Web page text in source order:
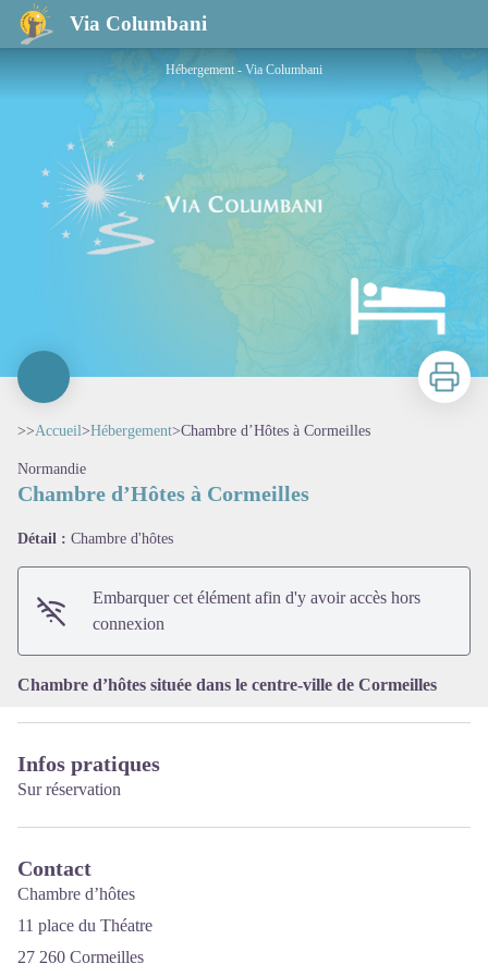
Via Columbani
Chambre d’Hôtes à Cormeilles
Hébergement - Via Columbani
Imprimer
>>Accueil>Hébergement>Chambre d’Hôtes à Cormeilles
Normandie
Chambre d’Hôtes à Cormeilles
Détail : Chambre d'hôtes
Embarquer cet élément afin d'y avoir accès hors
connexion
Chambre d’hôtes située dans le centre-ville de Cormeilles
Infos pratiques
Sur réservation
Contact
Chambre d’hôtes
11 place du Théatre
27 260 Cormeilles